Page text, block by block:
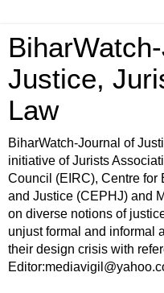
Justice,
Law
BiharWatch-Journal of
initiative of Jurists
Council (EIRC), Centre for
and Justice (CEPHJ) and
on diverse notions of
unjust formal and informal
their design crisis with